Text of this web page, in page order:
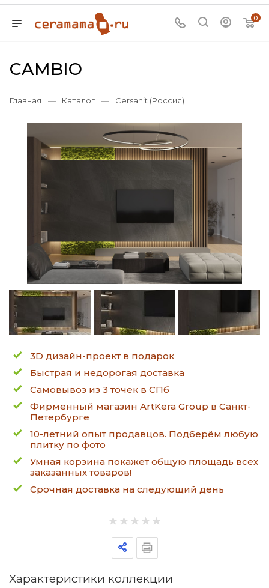
0
CAMBIO
Главная — Каталог — Cersanit (Россия)
3D дизайн-проект в подарок
Быстрая и недорогая доставка
Самовывоз из 3 точек в СПб
Фирменный магазин ArtKera Group в Санкт-
Петербурге
10-летний опыт продавцов. Подберём любую
плитку по фото
Умная корзина покажет общую площадь всех
заказанных товаров!
Срочная доставка на следующий день
Характеристики коллекции